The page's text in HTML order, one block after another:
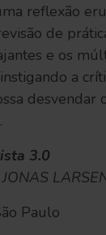
reflexão
de
e os
a
desvendar
3.0
Paulo